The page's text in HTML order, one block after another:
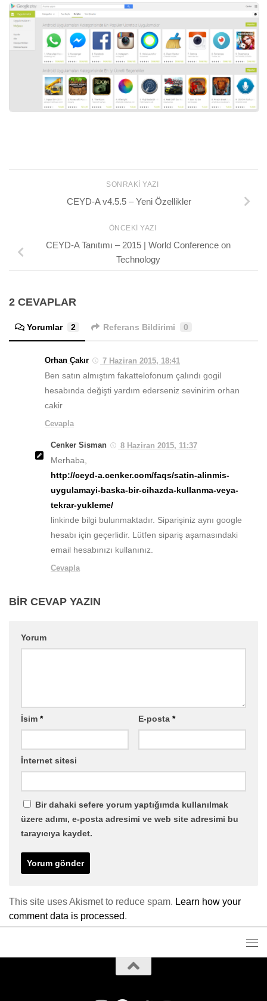
SONRAKI YAZI
CEYD-A v4.5.5 – Yeni Özellikler
ÖNCEKI YAZI
CEYD-A Tanıtımı – 2015 | World Conference on
Technology
2 CEVAPLAR
Yorumlar 2 Referans Bildirimi 0
Orhan Çakır 7 Haziran 2015, 18:41
Ben satın almıştım fakattelofonum çalındı gogil
hesabında değişti yardım ederseniz sevinirim orhan
cakir
Cevapla
Cenker Sisman 8 Haziran 2015, 11:37
Merhaba,
http://ceyd-a.cenker.com/faqs/satin-alinmis-
uygulamayi-baska-bir-cihazda-kullanma-veya-
tekrar-yukleme/
linkinde bilgi bulunmaktadır. Siparişiniz aynı google
hesabı için geçerlidir. Lütfen sipariş aşamasındaki
email hesabınızı kullanınız.
Cevapla
BIR CEVAP YAZIN
Yorum
İsim * E-posta *
İnternet sitesi
Bir dahaki sefere yorum yaptığımda kullanılmak
üzere adımı, e-posta adresimi ve web site adresimi bu
tarayıcıya kaydet.
This site uses Akismet to reduce spam. Learn how your
comment data is processed.